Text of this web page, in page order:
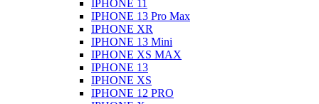
IPHONE 11
IPHONE 13 Pro Max
IPHONE XR
IPHONE 13 Mini
IPHONE XS MAX
IPHONE 13
IPHONE XS
IPHONE 12 PRO